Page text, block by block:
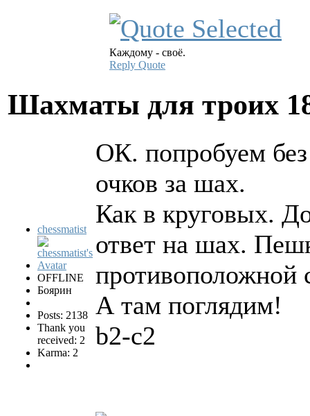
Каждому - своё.
Reply Quote
Шахматы для троих
chessmatist
OFFLINE
Боярин
Posts: 2138
Thank you
received: 2
Karma: 2
ОК. попробуем
очков за шах.
Как в круговых.
ответ на шах.
противоположной
А там поглядим!
b2-c2